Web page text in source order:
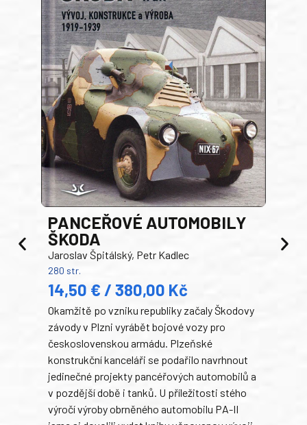
PANCEŘOVÉ AUTOMOBILY
ŠKODA
Jaroslav Špitálský, Petr Kadlec
280 str.
14,50 € / 380,00 Kč
Okamžitě po vzniku republiky začaly Škodovy
závody v Plzni vyrábět bojové vozy pro
československou armádu. Plzeňské
konstrukční kanceláři se podařilo navrhnout
jedinečné projekty pancéřových automobilů a
v pozdější době i tanků. U příležitosti stého
výročí výroby obrněného automobilu PA-II